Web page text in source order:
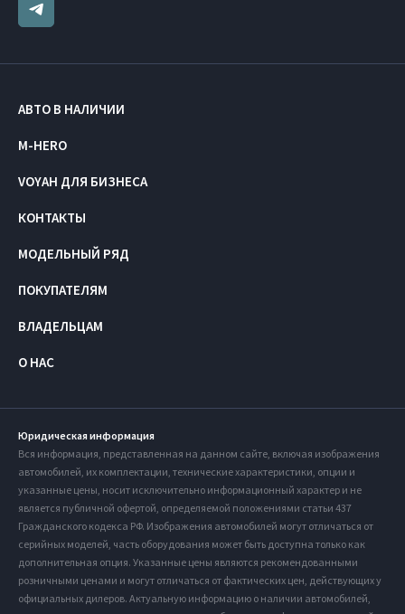
АВТО В НАЛИЧИИ
M-HERO
VOYAH ДЛЯ БИЗНЕСА
КОНТАКТЫ
МОДЕЛЬНЫЙ РЯД
ПОКУПАТЕЛЯМ
ВЛАДЕЛЬЦАМ
О НАС
Юридическая информация
Вся информация, представленная на данном сайте, включая изображения
автомобилей, их комплектации, технические характеристики, опции и
указанные цены, носит исключительно информационный характер и не
является публичной офертой, определяемой положениями статьи 437
Гражданского кодекса РФ. Изображения автомобилей могут отличаться от
серийных моделей, часть оборудования может быть доступна только как
дополнительная опция. Указанные цены являются рекомендованными
розничными ценами и могут отличаться от фактических цен, действующих у
официальных дилеров. Актуальную информацию о наличии автомобилей,